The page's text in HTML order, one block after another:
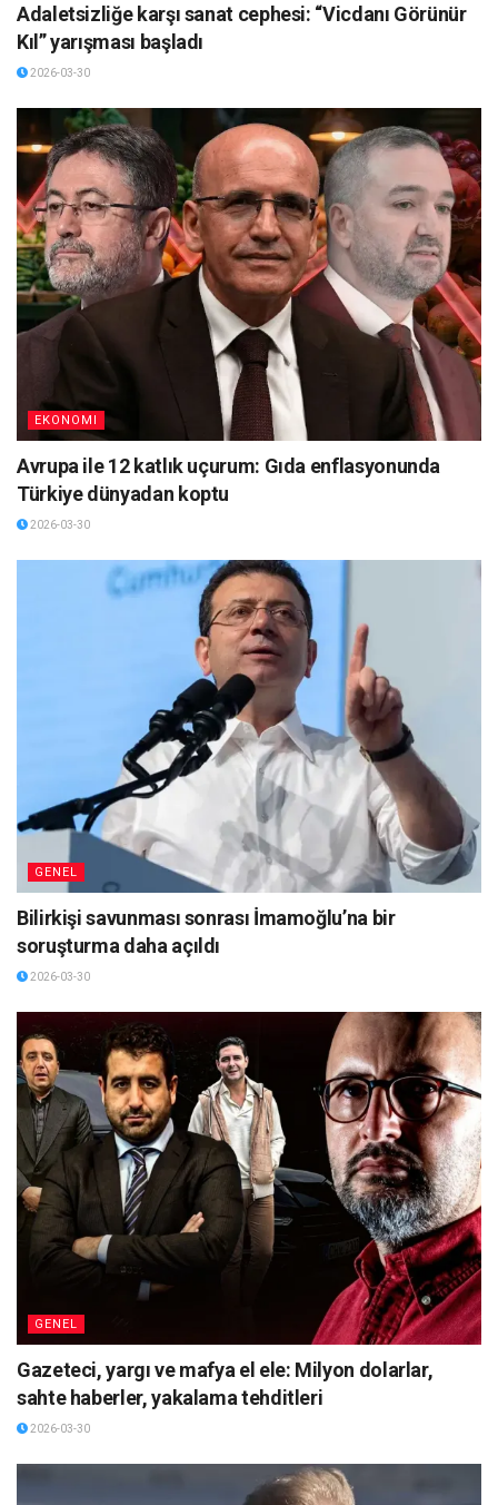
Adaletsizliğe karşı sanat cephesi: “Vicdanı Görünür
Kıl” yarışması başladı
2026-03-30
EKONOMI
Avrupa ile 12 katlık uçurum: Gıda enflasyonunda
Türkiye dünyadan koptu
2026-03-30
GENEL
Bilirkişi savunması sonrası İmamoğlu’na bir
soruşturma daha açıldı
2026-03-30
GENEL
Gazeteci, yargı ve mafya el ele: Milyon dolarlar,
sahte haberler, yakalama tehditleri
2026-03-30